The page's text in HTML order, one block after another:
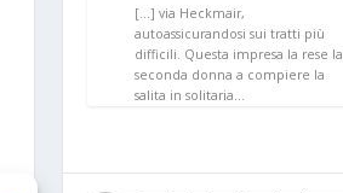
[…] via Heckmair,
autoassicurandosi sui tratti più
difficili. Questa impresa la rese la
seconda donna a compiere la
salita in solitaria…